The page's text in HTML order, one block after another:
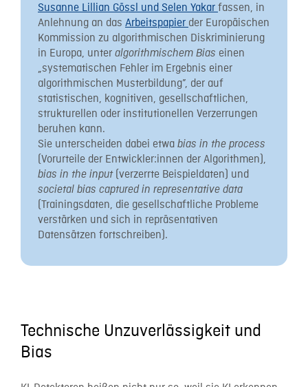
Susanne Lillian Gössl und Selen Yakar fassen, in
Anlehnung an das Arbeitspapier der Europäischen
Kommission zu algorithmischen Diskriminierung
in Europa, unter algorithmischem Bias einen
„systematischen Fehler im Ergebnis einer
algorithmischen Musterbildung”, der auf
statistischen, kognitiven, gesellschaftlichen,
strukturellen oder institutionellen Verzerrungen
beruhen kann.
Sie unterscheiden dabei etwa bias in the process
(Vorurteile der Entwickler:innen der Algorithmen),
bias in the input (verzerrte Beispieldaten) und
societal bias captured in representative data
(Trainingsdaten, die gesellschaftliche Probleme
verstärken und sich in repräsentativen
Datensätzen fortschreiben).
Technische Unzuverlässigkeit und
Bias